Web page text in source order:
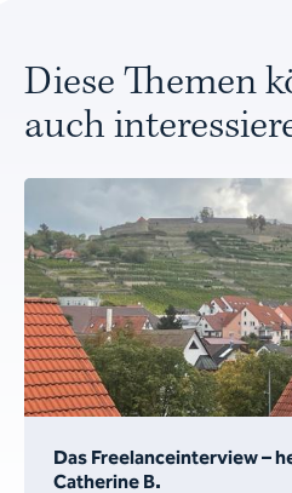
Diese Themen
auch
Das Freelanceinterview –
Catherine B.